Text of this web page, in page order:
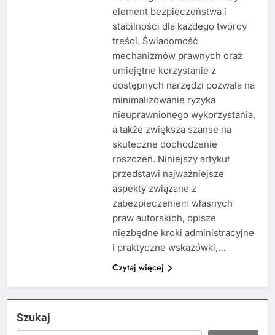
element bezpieczeństwa i
stabilności dla każdego twórcy
treści. Świadomość
mechanizmów prawnych oraz
umiejętne korzystanie z
dostępnych narzędzi pozwala na
minimalizowanie ryzyka
nieuprawnionego wykorzystania,
a także zwiększa szanse na
skuteczne dochodzenie
roszczeń. Niniejszy artykuł
przedstawi najważniejsze
aspekty związane z
zabezpieczeniem własnych
praw autorskich, opisze
niezbędne kroki administracyjne
i praktyczne wskazówki,…
Czytaj więcej
Szukaj